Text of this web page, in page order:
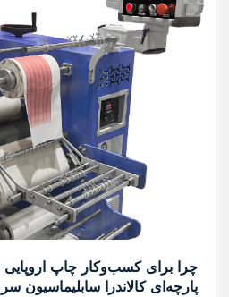
چرا برای کسب‌وکار چاپ
پارچه‌ای کالاندرا سابلیماسیون